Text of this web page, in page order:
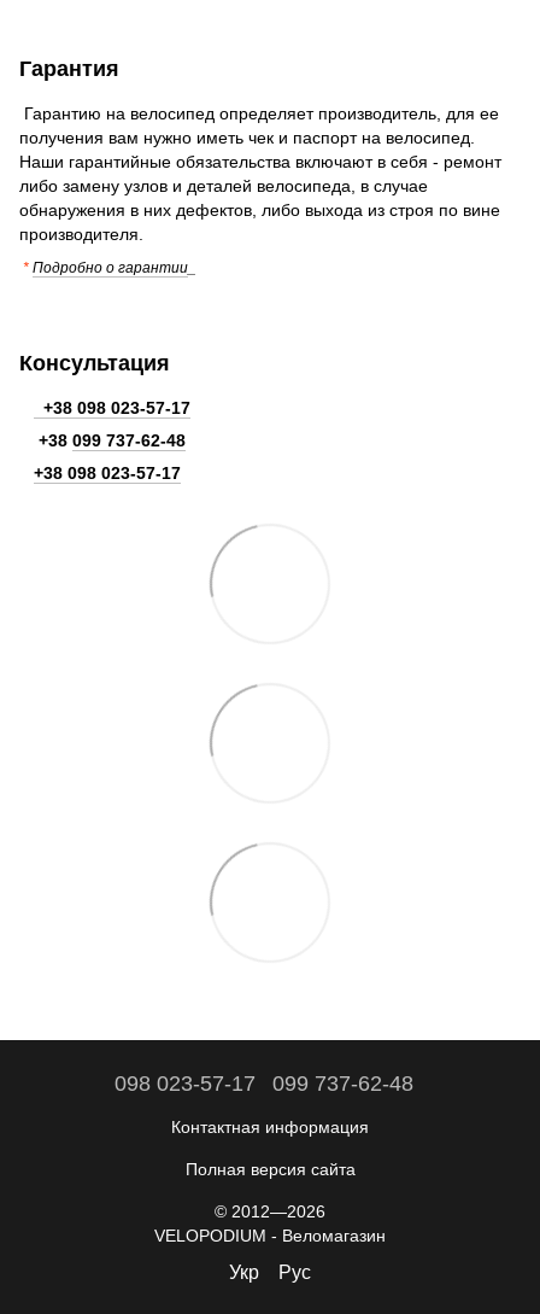
Гарантия
Гарантию на велосипед определяет производитель, для ее
получения вам нужно иметь чек и паспорт на велосипед.
Наши гарантийные обязательства включают в себя - ремонт
либо замену узлов и деталей велосипеда, в случае
обнаружения в них дефектов, либо выхода из строя по вине
производителя.
* Подробно о гарантии
Консультация
+38 098 023-57-17
+38 099 737-62-48
+38 098 023-57-17
098 023-57-17 099 737-62-48
Контактная информация
Полная версия сайта
© 2012—2026
VELOPODIUM - Веломагазин
Укр Рус